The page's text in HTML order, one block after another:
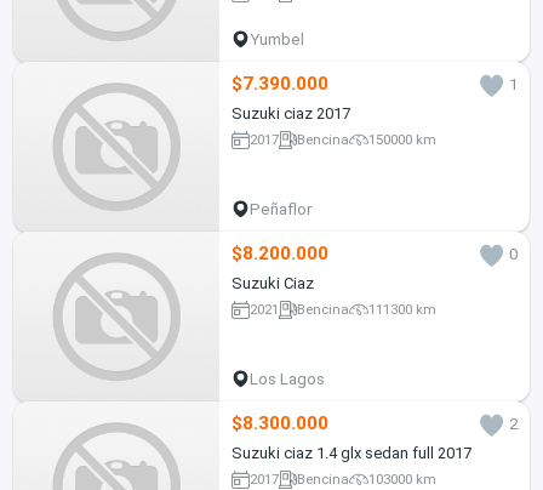
Yumbel
$7.390.000
1
Suzuki ciaz 2017
2017 Bencina 150000 km
Peñaflor
$8.200.000
0
Suzuki Ciaz
2021 Bencina 111300 km
Los Lagos
$8.300.000
2
Suzuki ciaz 1.4 glx sedan full 2017
2017 Bencina 103000 km